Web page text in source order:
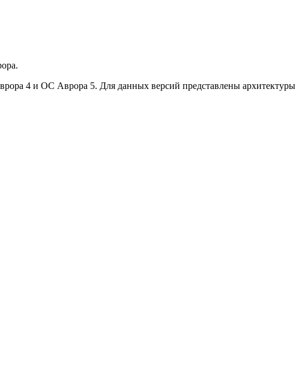
4 и ОC Аврора 5. Для данных версий представлены архитектуры